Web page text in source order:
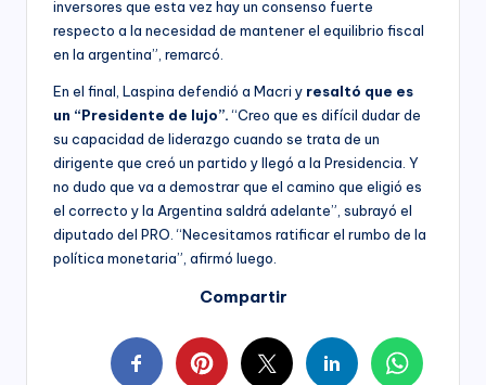
inversores que esta vez hay un consenso fuerte
respecto a la necesidad de mantener el equilibrio fiscal
en la argentina”, remarcó.
En el final, Laspina defendió a Macri y resaltó que es
un “Presidente de lujo”.“Creo que es difícil dudar de
su capacidad de liderazgo cuando se trata de un
dirigente que creó un partido y llegó a la Presidencia. Y
no dudo que va a demostrar que el camino que eligió es
el correcto y la Argentina saldrá adelante”, subrayó el
diputado del PRO. “Necesitamos ratificar el rumbo de la
política monetaria”, afirmó luego.
Compartir